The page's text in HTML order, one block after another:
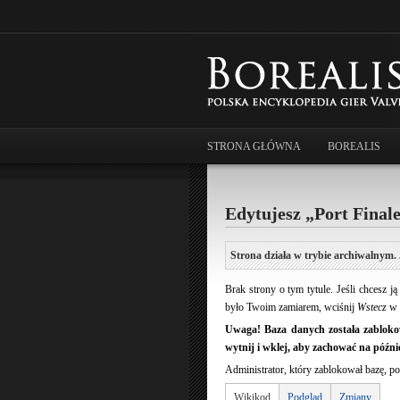
STRONA GŁÓWNA BOREALIS
Edytujesz „Port
Strona działa w trybie
Brak strony o tym tytule. Jeśli chcesz
było Twoim zamiarem, wciśnij Wstecz w
Uwaga! Baza danych została
wytnij i wklej, aby zachować na
Administrator, który zablokował bazę,
Wikikod Podgląd Zmiany